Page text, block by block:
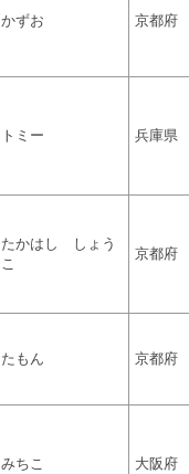
かずお 京都府
トミー 兵庫県
たかはし しょう
こ
京都府
たもん 京都府
みちこ 大阪府